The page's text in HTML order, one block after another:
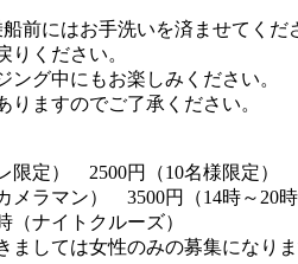
前にはお手洗いを済ませてくだ
りください。
グ中にもお楽しみください。
ますのでご了承ください。
限定） 2500円（10名様限定）
メラマン） 3500円（14時～20時
（ナイトクルーズ）
しては女性のみの募集になりま